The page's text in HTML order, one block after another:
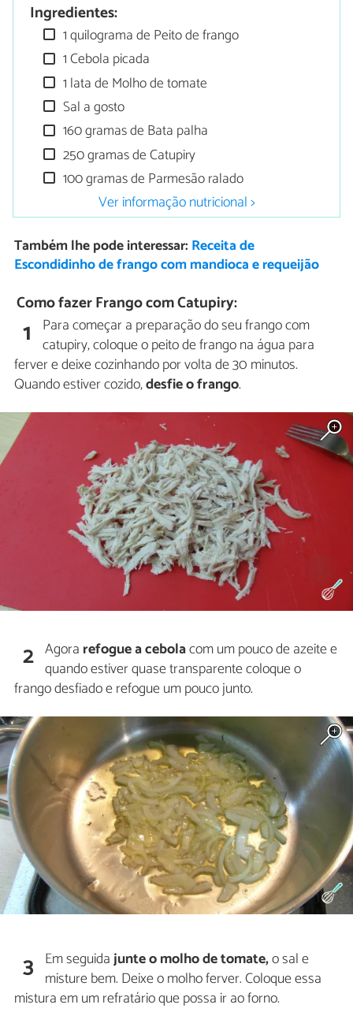
Ingredientes:
1 quilograma de Peito de frango
1 Cebola picada
1 lata de Molho de tomate
Sal a gosto
160 gramas de Bata palha
250 gramas de Catupiry
100 gramas de Parmesão ralado
Ver informação nutricional >
Também lhe pode interessar: Receita de
Escondidinho de frango com mandioca e requeijão
Como fazer Frango com Catupiry:
1 Para começar a preparação do seu frango com
catupiry, coloque o peito de frango na água para
ferver e deixe cozinhando por volta de 30 minutos.
Quando estiver cozido,desfie o frango.
2 Agora refogue a cebolacom um pouco de azeite e
quando estiver quase transparente coloque o
frango desfiado e refogue um pouco junto.
3 Em seguidajunte o molho de tomate,o sal e
misture bem. Deixe o molho ferver. Coloque essa
mistura em um refratário que possa ir ao forno.